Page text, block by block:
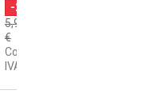
-20%
5,90
€
Com
IVA